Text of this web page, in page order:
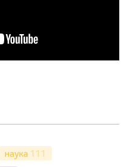
наука 111